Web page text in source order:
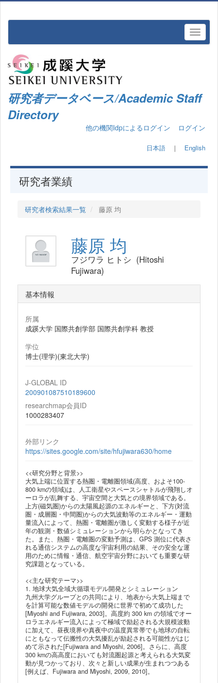
研究者データベース/Academic Staff
Directory
他の機関Idpによるログイン ログイン
日本語 ｜ English
研究者業績
研究者検索結果一覧 藤原 均
藤原 均
フジワラ ヒトシ (Hitoshi
Fujiwara)
基本情報
所属
成蹊大学 国際共創学部 国際共創学科 教授
学位
博士(理学)(東北大学)
J-GLOBAL ID
200901087510189600
researchmap会員ID
1000283407
外部リンク
https://sites.google.com/site/hfujiwara630/home
<<研究分野と背景>>
大気上端に位置する熱圏・電離圏領域(高度、およそ100-
800 kmの領域)は、人工衛星やスペースシャトルが飛翔しオ
ーロラが乱舞する、宇宙空間と大気との境界領域である。
上方(磁気圏)からの太陽風起源のエネルギーと、下方(対流
圏・成層圏・中間圏)からの大気波動等のエネルギー・運動
量流入によって、熱圏・電離圏が激しく変動する様子が近
年の観測・数値シミュレーションから明らかとなってき
た。また、熱圏・電離圏の変動予測は、GPS 測位に代表さ
れる通信システムの高度な宇宙利用の結果、その安全な運
用のために情報・通信、航空宇宙分野においても重要な研
究課題となっている。
<<主な研究テーマ>>
1. 地球大気全域大循環モデル開発とシミュレーション
九州大学グループとの共同により、地表から大気上端まで
を計算可能な数値モデルの開発に世界で初めて成功した
[Miyoshi and Fujiwara, 2003]。高度約 300 km の領域でオー
ロラエネルギー流入によって極域で励起される大規模波動
に加えて、昼夜境界や真夜中の温度異常帯でも地球の自転
にともなって伝搬性の大気擾乱が励起される可能性がはじ
めて示された[Fujiwara and Miyoshi, 2006]。さらに、高度
300 kmの高高度においても対流圏起源と考えられる大気変
動が見つかっており、次々と新しい成果が生まれつつある
[例えば、Fujiwara and Miyoshi, 2009, 2010]。